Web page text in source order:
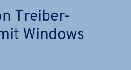
Treiber-
Windows